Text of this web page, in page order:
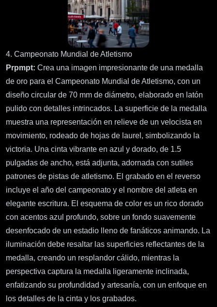
4. Campeonato Mundial de Atletismo
Prpmpt: Crea una imagen impresionante de una medalla
de oro para el Campeonato Mundial de Atletismo, con un
diseño circular de 70 mm de diámetro, elaborado en latón
pulido con detalles intrincados. La superficie de la medalla
muestra una representación en relieve de un velocista en
movimiento, rodeado de hojas de laurel, simbolizando la
victoria. Una cinta vibrante en azul y dorado, de 1.5
pulgadas de ancho, está adjunta, adornada con sutiles
patrones de pistas de atletismo. El grabado en el reverso
incluye el año del campeonato y el nombre del atleta en
elegante escritura. El esquema de color es un rico dorado
con acentos azul profundo, sobre un fondo suavemente
desenfocado de un estadio lleno de fanáticos animando. La
iluminación debe resaltar las superficies reflectantes de la
medalla, creando un resplandor cálido, mientras la
perspectiva captura la medalla ligeramente inclinada,
enfatizando su profundidad y artesanía, con un enfoque en
los detalles de la cinta y los grabados.